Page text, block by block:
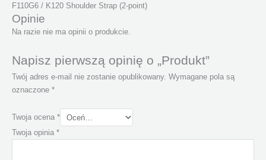
F110G6 / K120 Shoulder Strap (2-point)
Opinie
Na razie nie ma opinii o produkcie.
Napisz pierwszą opinię o „Produkt”
Twój adres e-mail nie zostanie opublikowany. Wymagane pola są
oznaczone *
Twoja ocena *
Twoja opinia *